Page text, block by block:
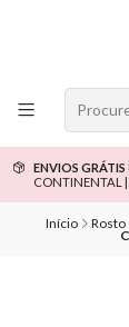
ENVIOS GRÁTIS
CONTINENTAL
Início Rosto